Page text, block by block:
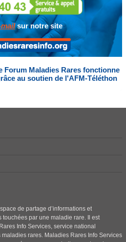
sur notre site
Forum Maladies Rares fonctionne
au soutien de l'AFM-Téléthon
de partage d’informations et
touchées par une maladie rare. Il est
Info Services, service national
rares. Maladies Rares Info Services